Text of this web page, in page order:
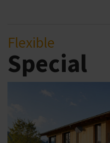
Flexible
Special